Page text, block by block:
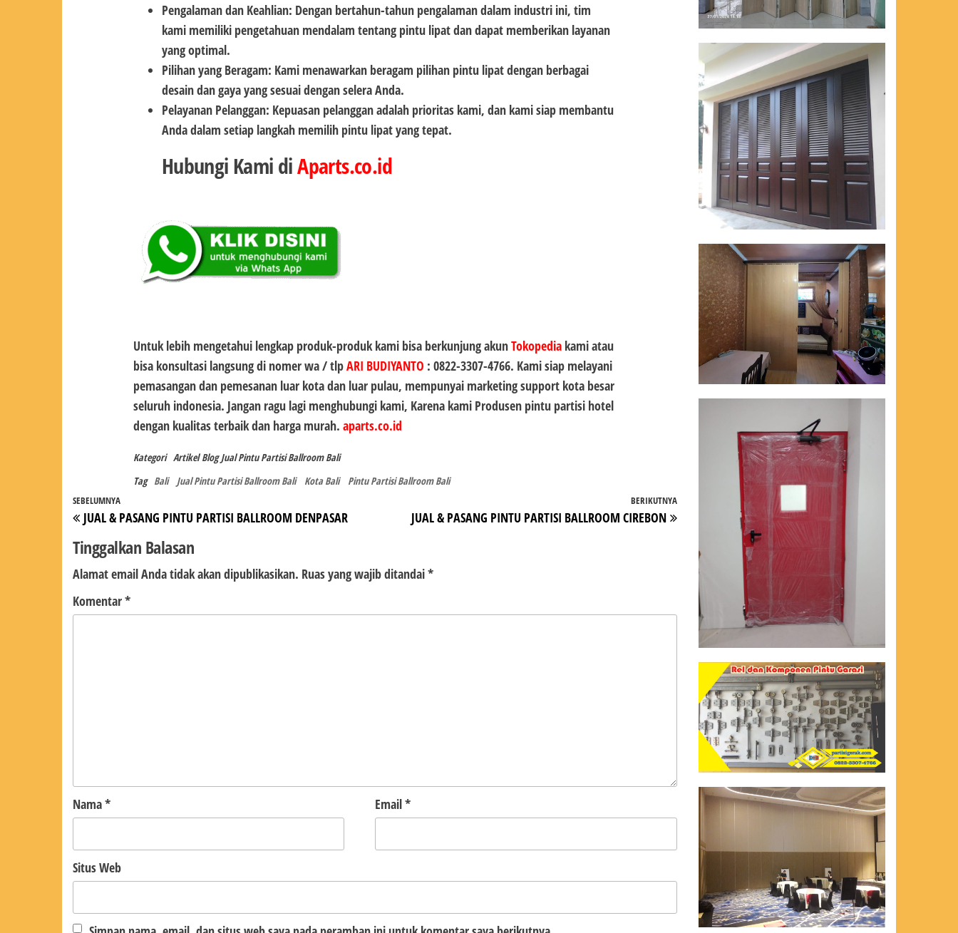
Pengalaman dan Keahlian: Dengan bertahun-tahun pengalaman dalam industri ini, tim
kami memiliki pengetahuan mendalam tentang pintu lipat dan dapat memberikan layanan
yang optimal.
Pilihan yang Beragam: Kami menawarkan beragam pilihan pintu lipat dengan berbagai
desain dan gaya yang sesuai dengan selera Anda.
Pelayanan Pelanggan: Kepuasan pelanggan adalah prioritas kami, dan kami siap membantu
Anda dalam setiap langkah memilih pintu lipat yang tepat.
Hubungi Kami diAparts.co.id
Untuk lebih mengetahui lengkap produk-produk kami bisa berkunjung akunTokopediakami atau
bisa konsultasi langsung di nomer wa / tlpARI BUDIYANTO : 0822-3307-4766. Kami siap melayani
pemasangan dan pemesanan luar kota dan luar pulau, mempunyai marketing support kota besar
seluruh indonesia. Jangan ragu lagi menghubungi kami, Karena kami Produsen pintu partisi hotel
dengan kualitas terbaik dan harga murah. aparts.co.id
Kategori Artikel Blog Jual Pintu Partisi Ballroom Bali
Tag Bali Jual Pintu Partisi Ballroom Bali Kota Bali Pintu Partisi Ballroom Bali
Navigasi
pos
Pos
Sebelumnya
SEBELUMNYA
JUAL & PASANG PINTU PARTISI BALLROOM DENPASAR
Pos
Berikutnya
BERIKUTNYA
JUAL & PASANG PINTU PARTISI BALLROOM CIREBON
Tinggalkan Balasan
Alamat email Anda tidak akan dipublikasikan. Ruas yang wajib ditandai*
Komentar*
Nama* Email*
Situs Web